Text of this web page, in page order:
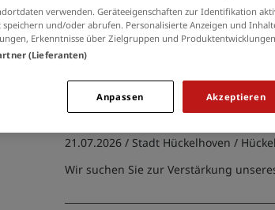
Gärtner, Florist (7)
21.07.2026 /Stadt Hückelhoven /
Wir suchen Sie zur Verstärkung unseres
Fachangestellte/n
(m/w/d)
21.07.2026 / Stadt Hückelhoven /
Wir suchen Sie zur Verstärkung
verwenden. Geräteeigenschaften zur Identifikation
speichern und/oder abrufen. Personalisierte Anzeigen und
Erkenntnisse über Zielgruppen und
(Lieferanten)
Akzeptieren
Anpassen